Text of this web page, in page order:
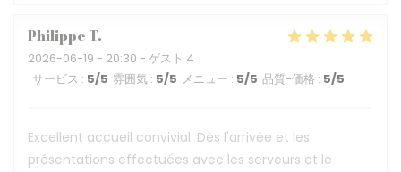
Philippe T
2026-06-19 - 20:30 - ゲスト 4
サービス : 5/5 雰囲気 : 5/5 メニュー : 5/5 品質-価格 : 5/5
Excellent accueil convivial. Dès l'arrivée et les
présentations effectuées avec les serveurs et le